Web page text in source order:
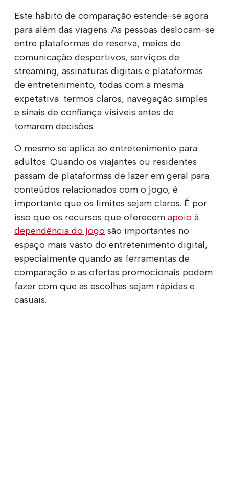
Este hábito de comparação estende-se agora
para além das viagens. As pessoas deslocam-se
entre plataformas de reserva, meios de
comunicação desportivos, serviços de
streaming, assinaturas digitais e plataformas
de entretenimento, todas com a mesma
expetativa: termos claros, navegação simples
e sinais de confiança visíveis antes de
tomarem decisões.
O mesmo se aplica ao entretenimento para
adultos. Quando os viajantes ou residentes
passam de plataformas de lazer em geral para
conteúdos relacionados com o jogo, é
importante que os limites sejam claros. É por
isso que os recursos que oferecem apoio à
dependência do jogo são importantes no
espaço mais vasto do entretenimento digital,
especialmente quando as ferramentas de
comparação e as ofertas promocionais podem
fazer com que as escolhas sejam rápidas e
casuais.